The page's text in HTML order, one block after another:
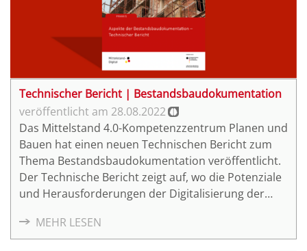
Technischer Bericht | Bestandsbaudokumentation
28.08.2022
Das Mittelstand 4.0-Kompetenzzentrum Planen und
Bauen hat einen neuen Technischen Bericht zum
Thema Bestandsbaudokumentation veröffentlicht.
Der Technische Bericht zeigt auf, wo die Potenziale
und Herausforderungen der Digitalisierung der
MEHR LESEN